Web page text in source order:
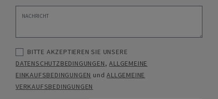
BITTE AKZEPTIEREN SIE UNSERE
DATENSCHUTZBEDINGUNGEN,ALLGEMEINE
EINKAUFSBEDINGUNGEN undALLGEMEINE
VERKAUFSBEDINGUNGEN